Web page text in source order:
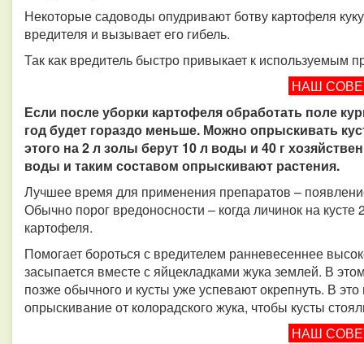
Некоторые садоводы опудривают ботву картофеля
вредителя и вызывает его гибель.
Так как вредитель быстро привыкает к используемым
НАШ
Если после уборки картофеля обработать поле
год будет гораздо меньше. Можно опрыскивать
этого на 2 л золы берут 10 л воды и 40 г
воды и таким составом опрыскивают растения.
Лучшее время для применения препаратов –
Обычно порог вредоносности – когда личинок на
картофеля.
Помогает бороться с вредителем ранневесеннее
засыпается вместе с яйцекладками жука землей. В
позже обычного и кусты уже успевают окрепнуть. В
опрыскивание от колорадского жука, чтобы кусты
НАШ